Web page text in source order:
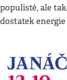
populisté, ale
dostatek energie